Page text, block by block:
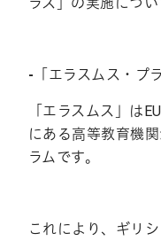
-「エラスムス・プ
「エラスムス」は
にある高等教育機
ラムです。
これにより、ギリ